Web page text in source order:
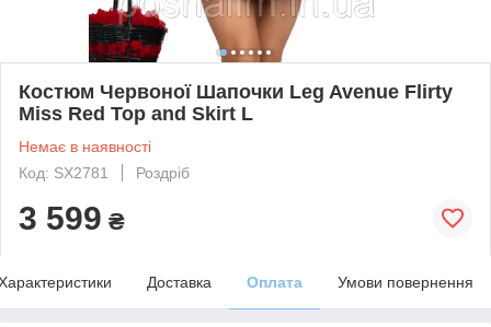
Костюм Червоної Шапочки Leg Avenue Flirty
Miss Red Top and Skirt L
Немає в наявності
Код: SX2781
Роздріб
3 599 ₴
Доставка Оплата Умови повернення